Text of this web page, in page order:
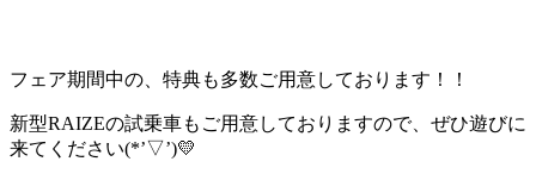
フェア期間中の、特典も多数ご用意しております！！
新型RAIZEの試乗車もご用意しておりますので、ぜひ遊びに
来てください(*’▽’)💛